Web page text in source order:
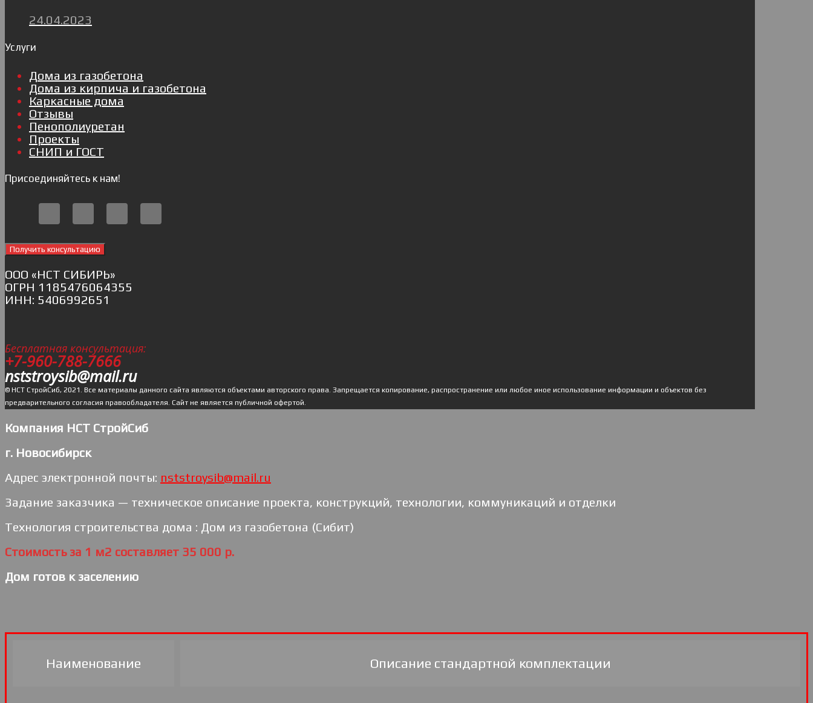
24.04.2023
Услуги
Дома из газобетона
Дома из кирпича и газобетона
Каркасные дома
Отзывы
Пенополиуретан
Проекты
СНИП и ГОСТ
Присоединяйтесь к нам!
Получить консультацию
ОOO «НСТ СИБИРЬ»
ОГРН 1185476064355
ИНН: 5406992651
Бесплатная консультация:
+7-960-788-7666
nststroysib@mail.ru
© НСТ СтройСиб, 2021. Все материалы данного сайта являются объектами авторского права. Запрещается копирование, распространение или любое иное использование информации и объектов без
предварительного согласия правообладателя. Cайт не является публичной офертой.
Компания НСТ СтройСиб
г. Новосибирск
Адрес электронной почты: nststroysib@mail.ru
Задание заказчика — техническое описание проекта, конструкций, технологии, коммуникаций и отделки
Технология строительства дома : Дом из газобетона (Сибит)
Стоимость за 1 м2 составляет 35 000 р.
Дом готов к заселению
Наименование Описание стандартной комплектации